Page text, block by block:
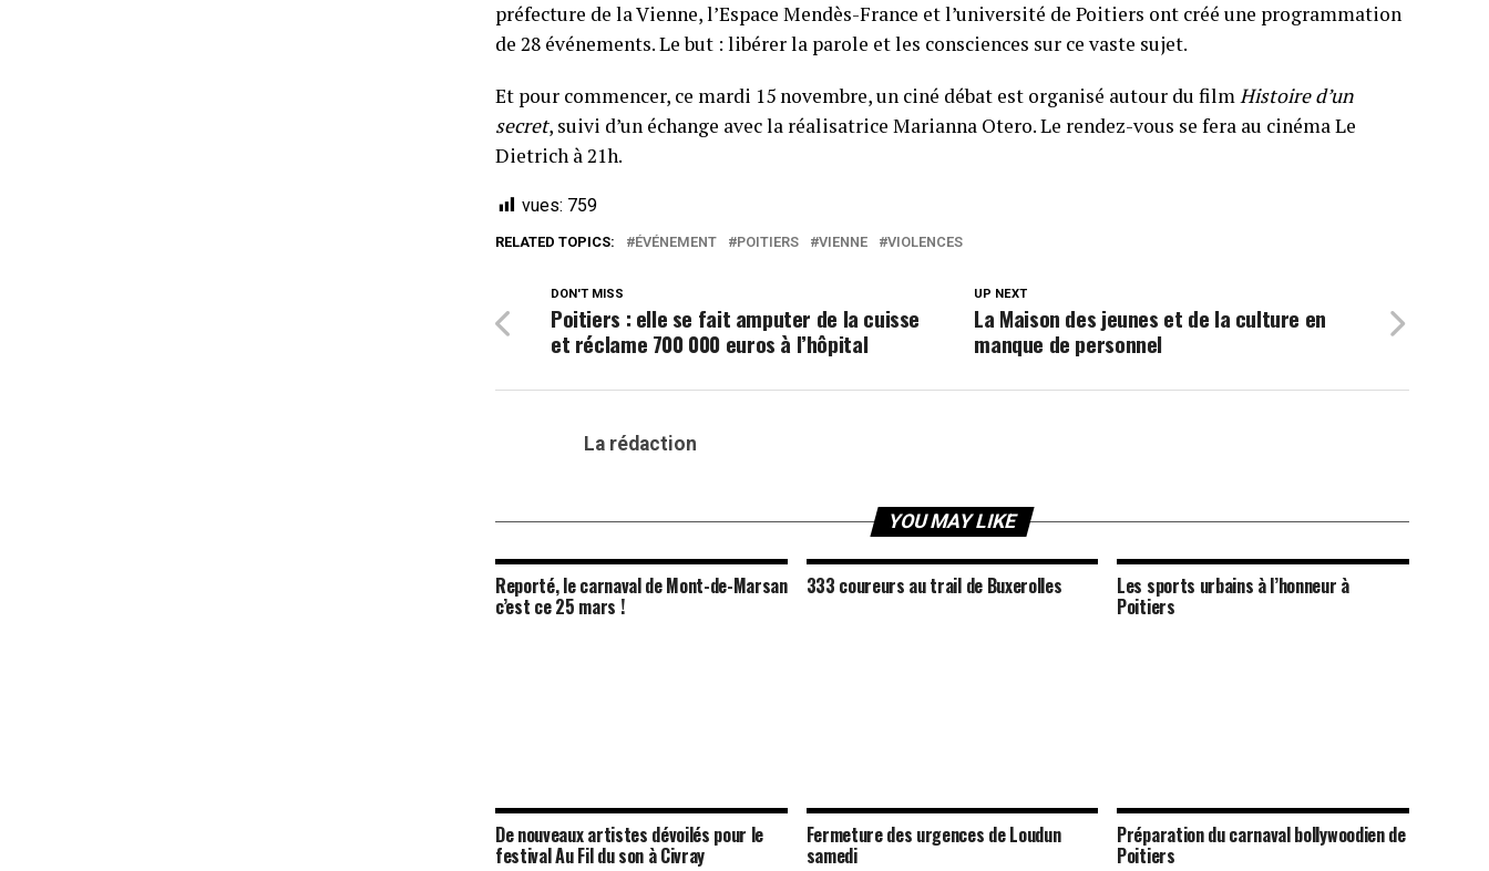
préfecture de la Vienne, l’Espace Mendès-France et l’université de Poitiers ont créé une programmation
de 28 événements. Le but : libérer la parole et les consciences sur ce vaste sujet.
Et pour commencer, ce mardi 15 novembre, un ciné débat est organisé autour du filmHistoire d’un
secret, suivi d’un échange avec la réalisatrice Marianna Otero. Le rendez-vous se fera au cinéma Le
Dietrich à 21h.
vues: 759
RELATED TOPICS: ÉVÉNEMENT POITIERS VIENNE VIOLENCES
UP NEXT
La Maison des jeunes et de la culture en
manque de personnel
DON'T MISS
Poitiers : elle se fait amputer de la cuisse
et réclame 700 000 euros à l’hôpital
La rédaction
YOU MAY LIKE
Reporté, le carnaval de Mont-de-Marsan
c’est ce 25 mars !
333 coureurs au trail de Buxerolles Les sports urbains à l’honneur à
Poitiers
De nouveaux artistes dévoilés pour le
festival Au Fil du son à Civray
Fermeture des urgences de Loudun
samedi
Préparation du carnaval bollywoodien de
Poitiers